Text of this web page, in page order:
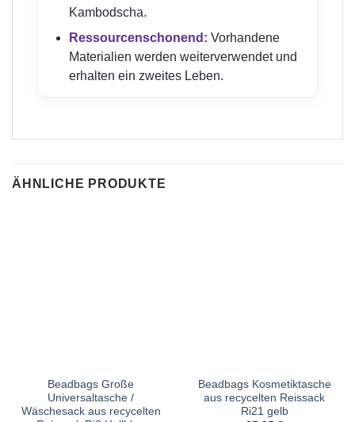
Kambodscha.
Ressourcenschonend: Vorhandene
Materialien werden weiterverwendet und
erhalten ein zweites Leben.
ÄHNLICHE PRODUKTE
Beadbags Große
Universaltasche /
Wäschesack aus recycelten
Beadbags Kosmetiktasche
aus recycelten Reissack
Ri21 gelb